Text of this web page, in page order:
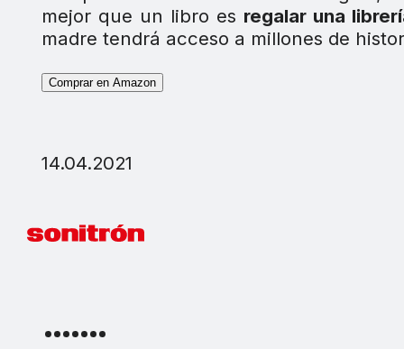
mejor que un libro es regalar una
madre tendrá acceso a millones de
Comprar en Amazon
14.04.2021